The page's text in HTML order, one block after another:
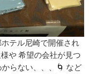
テル尼崎で開催され
や 希望の会社が見つ
らない、、、🌀 など